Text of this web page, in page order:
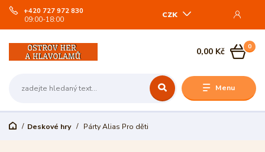
Menu
CZK
+420 727 972 830
09:00-18:00
0
0,00 Kč
Deskové hry Párty Alias Pro děti